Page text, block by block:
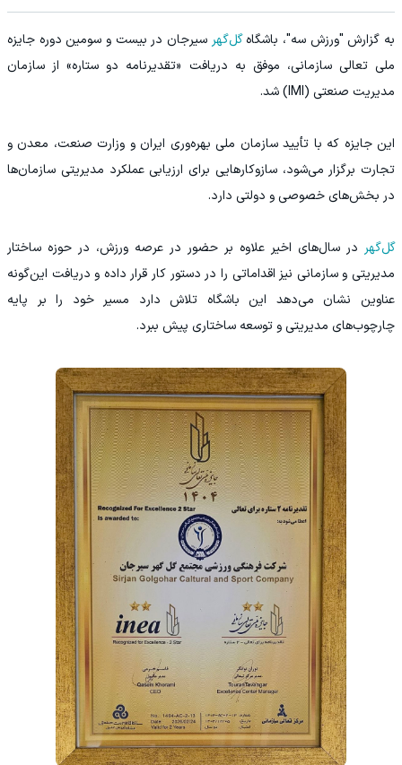
به گزارش "ورزش سه"، باشگاهگل‌گهر سیرجان در بیست و سومین دوره جایزه
ملی تعالی سازمانی، موفق به دریافت «تقدیرنامه دو ستاره» از سازمان
مدیریت صنعتی (IMI) شد.
این جایزه که با تأیید سازمان ملی بهره‌وری ایران و وزارت صنعت، معدن و
تجارت برگزار می‌شود، سازوکارهایی برای ارزیابی عملکرد مدیریتی سازمان‌ها
در بخش‌های خصوصی و دولتی دارد.
گل‌گهر در سال‌های اخیر علاوه بر حضور در عرصه ورزش، در حوزه ساختار
مدیریتی و سازمانی نیز اقداماتی را در دستور کار قرار داده و دریافت این‌گونه
عناوین نشان می‌دهد این باشگاه تلاش دارد مسیر خود را بر پایه
چارچوب‌های مدیریتی و توسعه ساختاری پیش ببرد.